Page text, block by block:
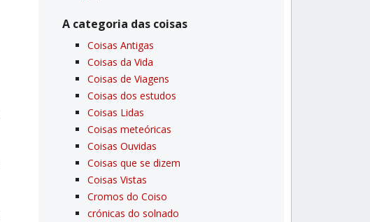
A categoria das coisas
Coisas Antigas
Coisas da Vida
Coisas de Viagens
Coisas dos estudos
Coisas Lidas
Coisas meteóricas
Coisas Ouvidas
Coisas que se dizem
Coisas Vistas
Cromos do Coiso
crónicas do solnado